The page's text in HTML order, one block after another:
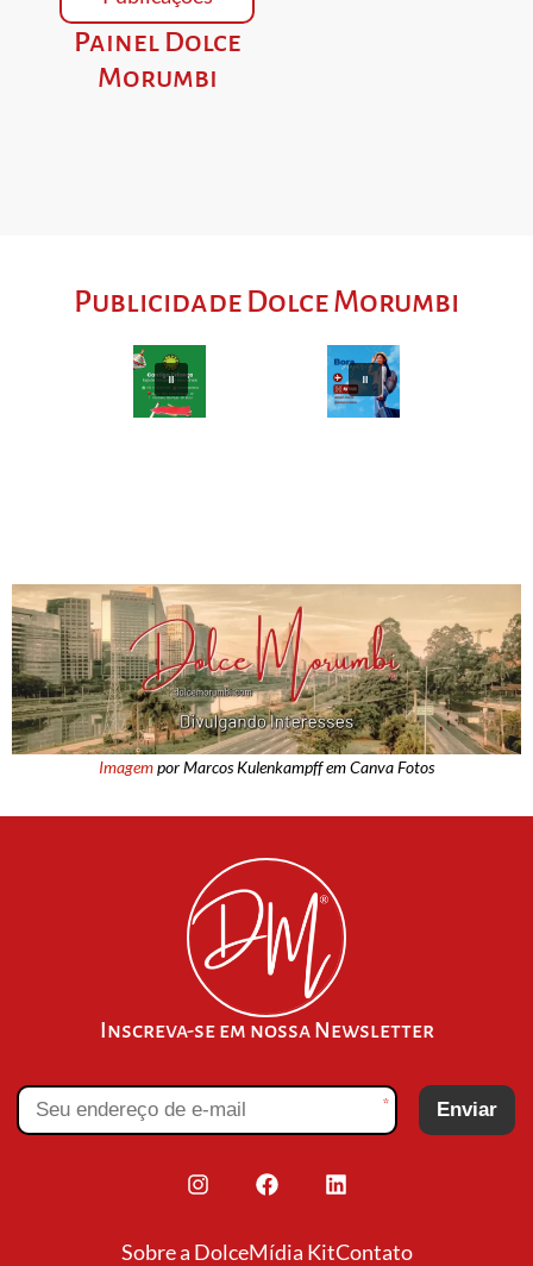
Painel Dolce
Morumbi
Publicidade Dolce Morumbi
Imagempor Marcos Kulenkampff em Canva Fotos
Inscreva-se em nossa Newsletter
* Enviar
Sobre a DolceMídia KitContato